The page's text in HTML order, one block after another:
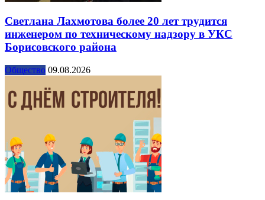
Светлана Лахмотова более 20 лет трудится
инженером по техническому надзору в УКС
Борисовского района
Общество 09.08.2026